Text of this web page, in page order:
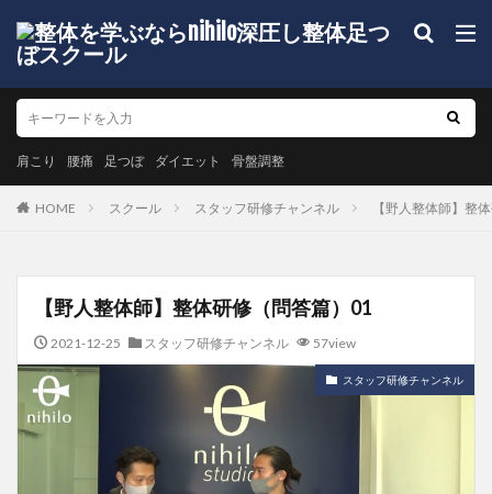
肩こり 腰痛 足つぼ ダイエット 骨盤調整
HOME スクール スタッフ研修チャンネル 【野人整体師】整
【野人整体師】整体研修（問答篇）01
2021-12-25 スタッフ研修チャンネル 57view
スタッフ研修チャンネル